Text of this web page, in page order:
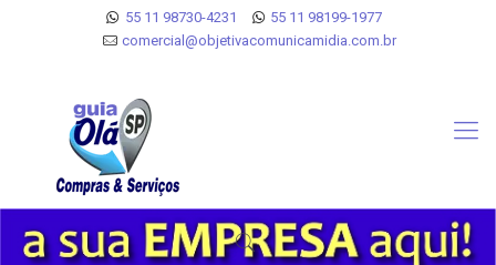
55 11 98730-4231
55 11 98199-1977
comercial@objetivacomunicamidia.com.br